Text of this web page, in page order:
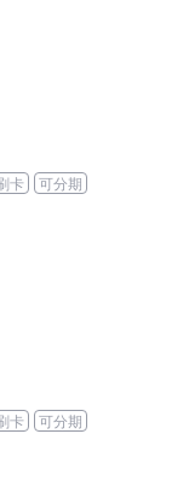
卡
可分期
卡
可分期